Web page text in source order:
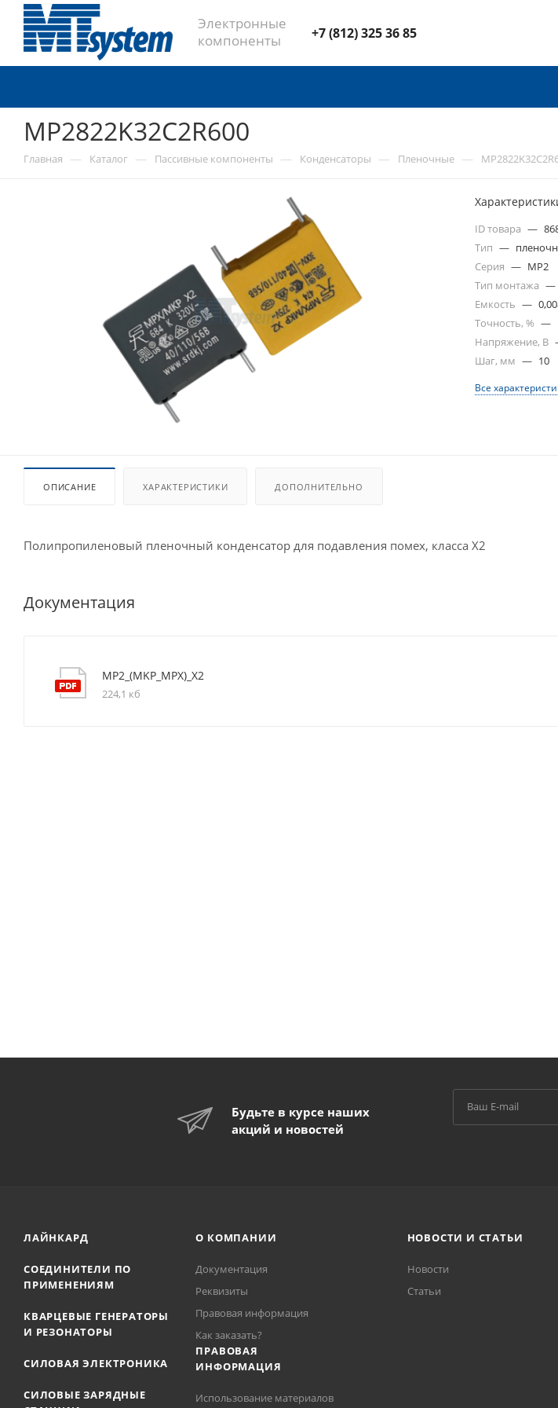
Электронные
компоненты
+7 (812) 325 36 85
MP2822K32C2R600
Главная — Каталог — Пассивные компоненты — Конденсаторы — Пленочные —
ID товара —
Тип —
Серия — MP2
Тип монтажа —
Емкость —
Точность, % —
Напряжение, В
Шаг, мм — 10
Все
ОПИСАНИЕ ХАРАКТЕРИСТИКИ ДОПОЛНИТЕЛЬНО
Полипропиленовый пленочный конденсатор для подавления помех, класса X2
Документация
MP2_(MKP_MPX)_X2
224,1 кб
Будьте в курсе наших
акций и новостей
ЛАЙНКАРД
СОЕДИНИТЕЛИ ПО
ПРИМЕНЕНИЯМ
КВАРЦЕВЫЕ ГЕНЕРАТОРЫ
И РЕЗОНАТОРЫ
СИЛОВАЯ ЭЛЕКТРОНИКА
СИЛОВЫЕ ЗАРЯДНЫЕ
О КОМПАНИИ
Документация
Реквизиты
Правовая информация
Как заказать?
ПРАВОВАЯ
ИНФОРМАЦИЯ
Использование материалов
НОВОСТИ И СТАТЬИ
Новости
Статьи